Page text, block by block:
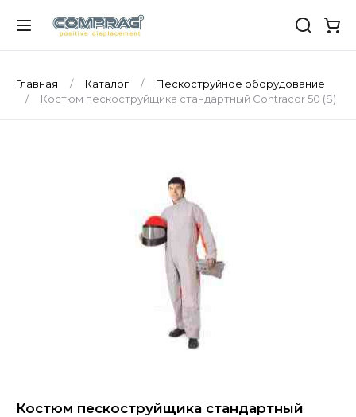
Главная Каталог
Пескоструйное оборудование
Костюм пескоструйщика стандартный Contracor 50 (S)
Костюм пескоструйщика стандартный